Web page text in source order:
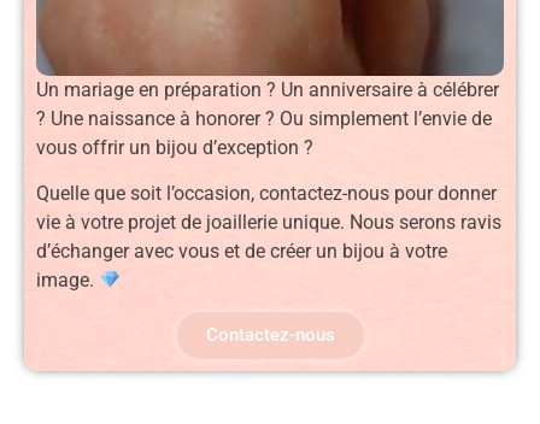
Un mariage en préparation ? Un anniversaire à célébrer
? Une naissance à honorer ? Ou simplement l’envie de
vous offrir un bijou d’exception ?
Quelle que soit l’occasion, contactez-nous pour donner
vie à votre projet de joaillerie unique. Nous serons ravis
d’échanger avec vous et de créer un bijou à votre
image.
Contactez-nous